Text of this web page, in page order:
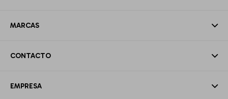
MARCAS
CONTACTO
EMPRESA